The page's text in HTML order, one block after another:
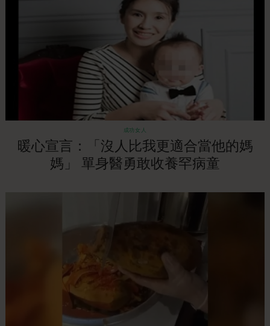
成功女人
暖心宣言：「沒人比我更適合當他的媽
媽」 單身醫勇敢收養罕病童